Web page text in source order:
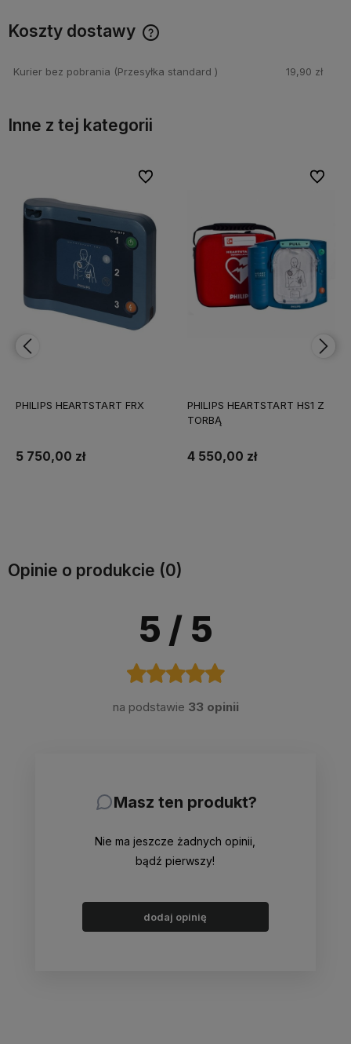
Koszty dostawy
Kurier bez pobrania (Przesyłka standard ) 19,90 zł
Inne z tej kategorii
PHILIPS HEARTSTART HS1 Z
4 550,00 zł
Do ulubionych
Do ulubionych
Defibrylator AED Philips HS1
Slim
5 100,00 zł
Do
Do
Opinie o produkcie (0)
5 / 5
na podstawie 33 opinii
Masz ten produkt?
Nie ma jeszcze żadnych opinii,
bądź pierwszy!
dodaj opinię